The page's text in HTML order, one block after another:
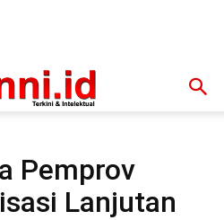
Pemprov
Lanjutan